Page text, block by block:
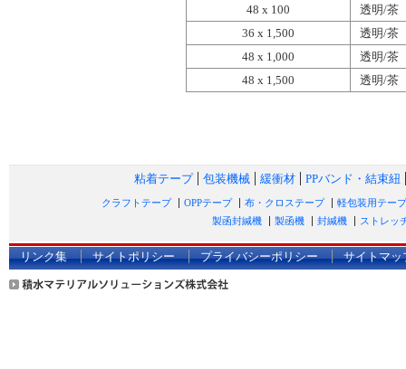
48 x 100
透明/茶
36 x 1,500
透明/茶
48 x 1,000
透明/茶
48 x 1,500
透明/茶
粘着テープ 包装機械 緩衝材 PPバンド・結束紐
クラフトテープ OPPテープ 布・クロステープ
軽包装用テープ
製函封緘機
製函機 封緘機 ストレッ
リンク集 サイトポリシー プライバシーポリシー サイトマッ